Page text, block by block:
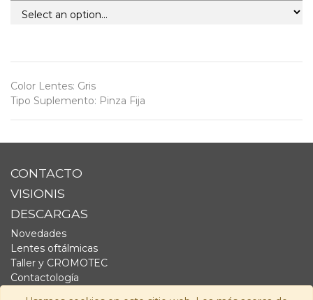
Color Lentes: Gris
Tipo Suplemento: Pinza Fija
CONTACTO
VISIONIS
DESCARGAS
Novedades
Lentes oftálmicas
Taller y CROMOTEC
Contactología